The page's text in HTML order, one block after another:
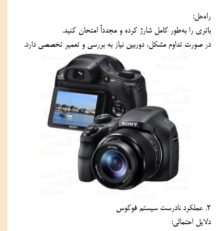
راه‌حل:
باتری را به‌طور کامل شارژ کرده و مجدداً امتحان کنید.
در صورت تداوم مشکل، دوربین نیاز به بررسی و تعمیر تخصصی دارد.
۲. عملکرد نادرست سیستم فوکوس
دلایل احتمالی: